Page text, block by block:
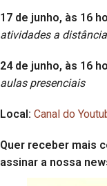
17 de junho, às 16
atividades a distância
24 de junho, às 16
aulas presenciais
Local: Canal do
Quer receber mais
assinar a nossa